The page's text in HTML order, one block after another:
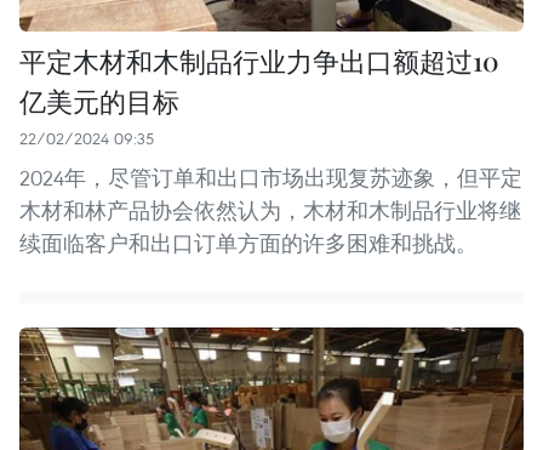
平定木材和木制品行业力争出口额超过10
亿美元的目标
22/02/2024 09:35
2024年，尽管订单和出口市场出现复苏迹象，但平定
木材和林产品协会依然认为，木材和木制品行业将继
续面临客户和出口订单方面的许多困难和挑战。